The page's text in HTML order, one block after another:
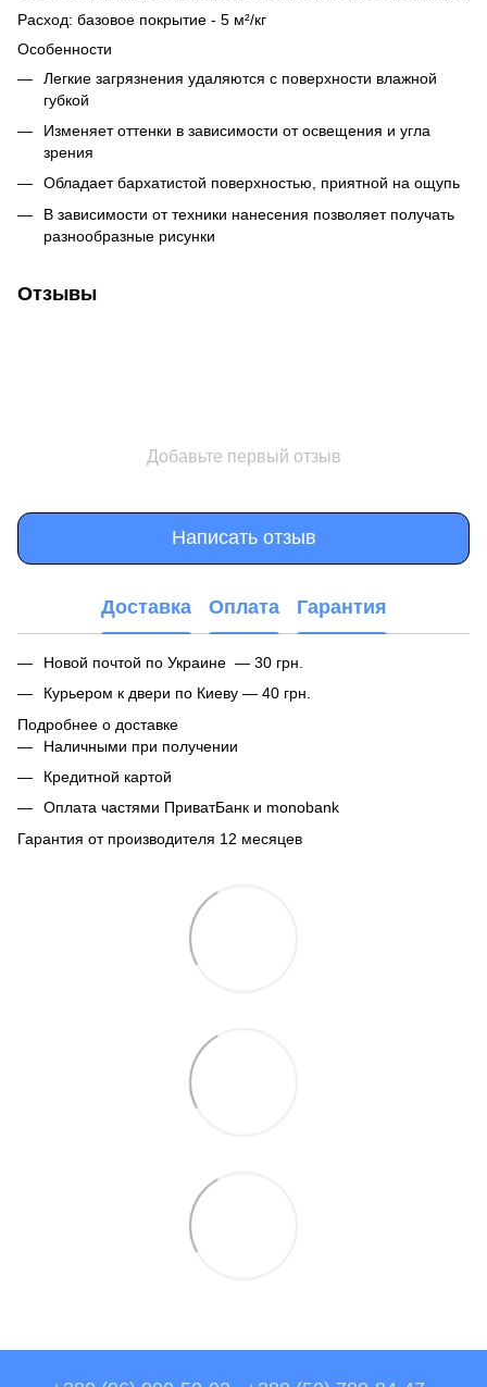
Расход: базовое покрытие - 5 м²/кг
Особенности
Легкие загрязнения удаляются с поверхности влажной
губкой
Изменяет оттенки в зависимости от освещения и угла
зрения
Обладает бархатистой поверхностью, приятной на ощупь
В зависимости от техники нанесения позволяет получать
разнообразные рисунки
Отзывы
Добавьте первый отзыв
Написать отзыв
Доставка Оплата Гарантия
Новой почтой по Украине — 30 грн.
Курьером к двери по Киеву — 40 грн.
Подробнее о доставке
Наличными при получении
Кредитной картой
Оплата частями ПриватБанк и monobank
Гарантия от производителя 12 месяцев